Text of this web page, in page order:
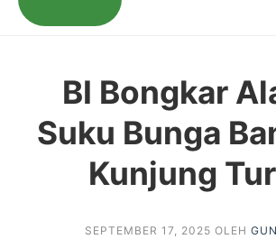
BI Bongkar
Suku Bunga
Kunjung
SEPTEMBER 17, 2025 OLEH